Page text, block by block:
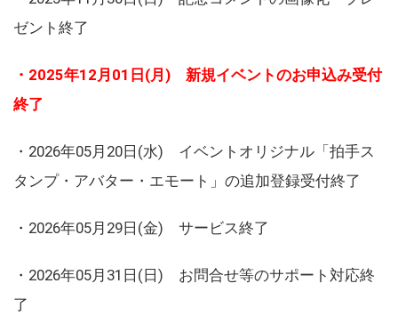
ゼント終了
・2025年12月01日(月) 新規イベントのお申込み受付
終了
・2026年05月20日(水) イベントオリジナル「拍手ス
タンプ・アバター・エモート」の追加登録受付終了
・2026年05月29日(金) サービス終了
・2026年05月31日(日) お問合せ等のサポート対応終
了